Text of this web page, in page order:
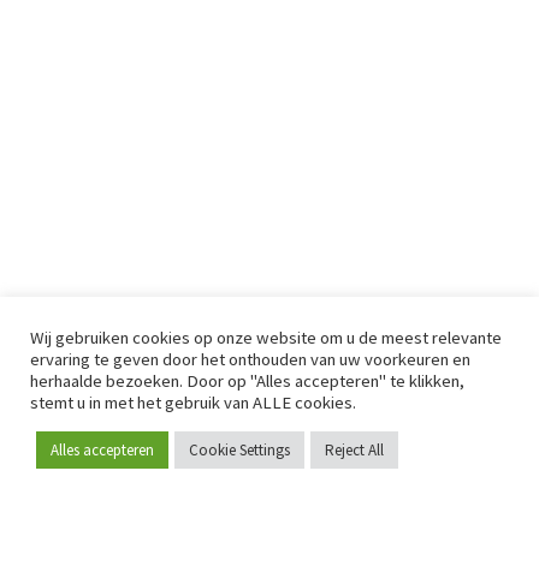
Word lid
Wij gebruiken cookies op onze website om u de meest relevante
ervaring te geven door het onthouden van uw voorkeuren en
herhaalde bezoeken. Door op "Alles accepteren" te klikken,
stemt u in met het gebruik van ALLE cookies.
Alles accepteren Cookie Settings Reject All